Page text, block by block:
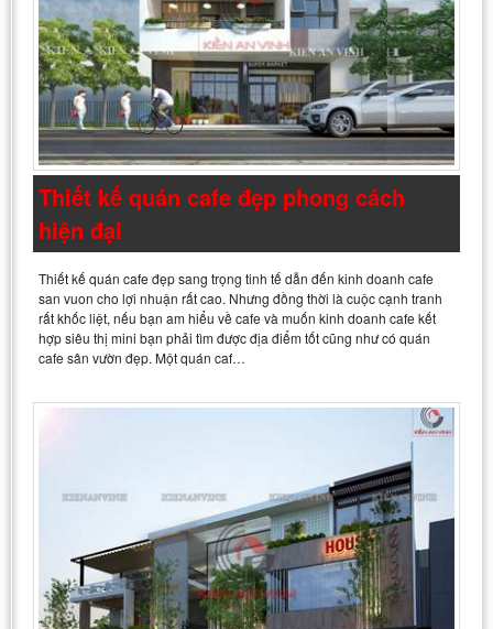
Thiết kế quán cafe đẹp phong cách
hiện đại
Thiết kế quán cafe đẹp sang trọng tinh tế dẫn đến kinh doanh cafe
san vuon cho lợi nhuận rất cao. Nhưng đồng thời là cuộc cạnh tranh
rất khốc liệt, nếu bạn am hiểu về cafe và muốn kinh doanh cafe kết
hợp siêu thị mini bạn phải tìm được địa điểm tốt cũng như có quán
cafe sân vườn đẹp. Một quán caf…